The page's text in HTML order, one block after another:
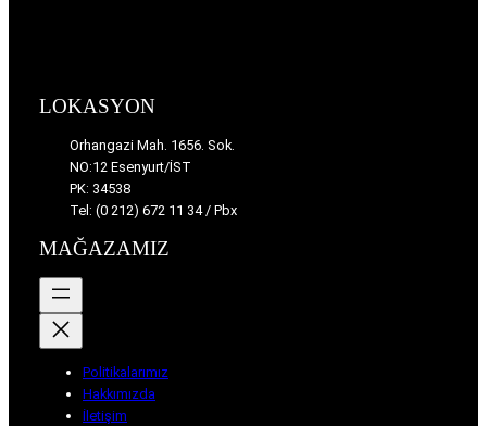
LOKASYON
Orhangazi Mah. 1656. Sok.
NO:12 Esenyurt/İST
PK: 34538
Tel: (0 212) 672 11 34 / Pbx
MAĞAZAMIZ
Politikalarımız
Hakkımızda
İletişim